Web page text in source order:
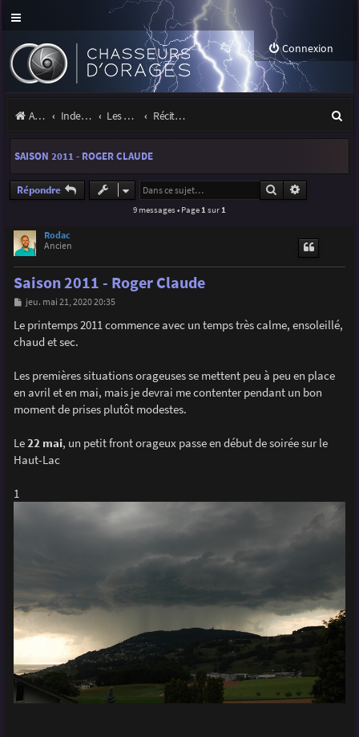
Connexion
Accueil Index du forum Les orages Récits et photos d'orages
e
SAISON 2011 - ROGER CLAUDE
Répondre Rechercher
9 messages • Page 1 sur 1
Rodac
Ancien
Saison 2011 - Roger Claude
M
s
s
a
jeu. mai 21, 2020 20:35
Le printemps 2011 commence avec un temps très calme, ensoleillé,
chaud et sec.
Les premières situations orageuses se mettent peu à peu en place
en avril et en mai, mais je devrai me contenter pendant un bon
moment de prises plutôt modestes.
Le22 mai, un petit front orageux passe en début de soirée sur le
Haut-Lac
1